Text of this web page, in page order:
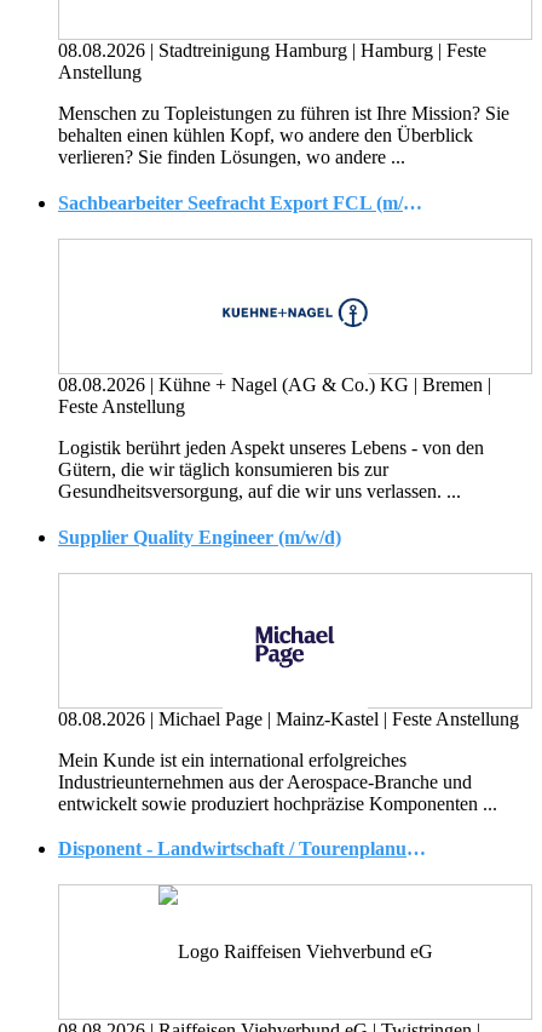
08.08.2026 | Stadtreinigung Hamburg | Hamburg | Feste
Anstellung
Menschen zu Topleistungen zu führen ist Ihre Mission? Sie
behalten einen kühlen Kopf, wo andere den Überblick
verlieren? Sie finden Lösungen, wo andere ...
Sachbearbeiter Seefracht Export FCL (m/w/d) Bremen
08.08.2026 | Kühne + Nagel (AG & Co.) KG | Bremen |
Feste Anstellung
Logistik berührt jeden Aspekt unseres Lebens - von den
Gütern, die wir täglich konsumieren bis zur
Gesundheitsversorgung, auf die wir uns verlassen. ...
Supplier Quality Engineer (m/w/d)
08.08.2026 | Michael Page | Mainz-Kastel | Feste Anstellung
Mein Kunde ist ein international erfolgreiches
Industrieunternehmen aus der Aerospace-Branche und
entwickelt sowie produziert hochpräzise Komponenten ...
Disponent - Landwirtschaft / Tourenplanung / Logistik (m/w/d)